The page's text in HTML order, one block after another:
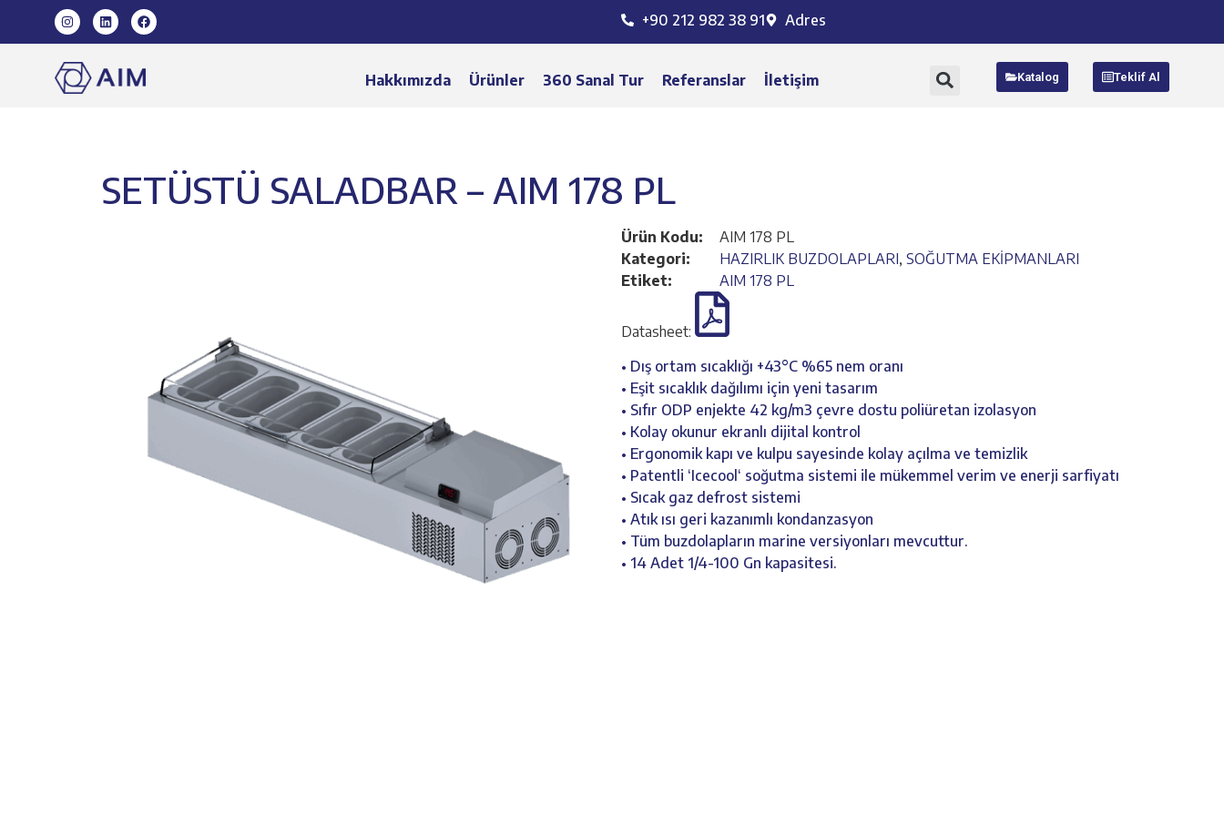
+90 212 982 38 91 Adres
Hakkımızda Ürünler 360 Sanal Tur Referanslar İletişim Katalog Teklif Al
SETÜSTÜ SALADBAR – AIM 178 PL
Ürün Kodu:
AIM 178 PL
Kategori:
HAZIRLIK BUZDOLAPLARI, SOĞUTMA EKİPMANLARI
Etiket:
AIM 178 PL
Datasheet:
• Dış ortam sıcaklığı +43°C %65 nem oranı
• Eşit sıcaklık dağılımı için yeni tasarım
• Sıfır ODP enjekte 42 kg/m3 çevre dostu poliüretan izolasyon
• Kolay okunur ekranlı dijital kontrol
• Ergonomik kapı ve kulpu sayesinde kolay açılma ve temizlik
• Patentli ‘Icecool‘ soğutma sistemi ile mükemmel verim ve enerji sarfiyatı
• Sıcak gaz defrost sistemi
• Atık ısı geri kazanımlı kondanzasyon
• Tüm buzdolapların marine versiyonları mevcuttur.
• 14 Adet 1/4-100 Gn kapasitesi.